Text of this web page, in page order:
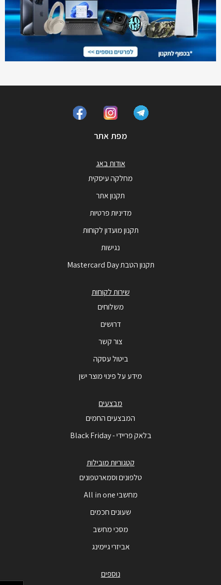
מפת אתר
אודות באג
מחלקה עיסקית
תקנון אתר
מדיניות פרטיות
תקנון מועדון לקוחות
נגישות
תקנון הטבת Mastercard Day
שירות לקוחות
משלוחים
דרושים
צור קשר
ביטול עסקה
מידע על פינוי מוצר ישן
מבצעים
המבצעים החמים
בלאק פריידי - Black Friday
קטגוריות מובילות
טלפונים וסמארטפונים
מחשבי All in one
שעונים חכמים
מסכי מחשב
אביזרי גיימינג
נוספים